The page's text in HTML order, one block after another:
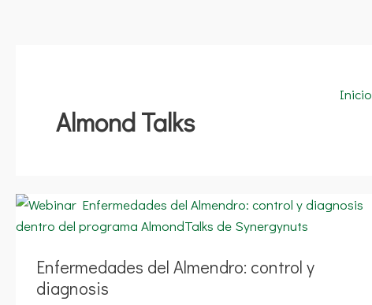
Inicio
Almond Talks
Enfermedades del Almendro: control y
diagnosis
Enfermedades
del
Almendro:
control
diagnosis